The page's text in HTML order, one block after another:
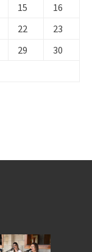
15
16
22
23
29
30